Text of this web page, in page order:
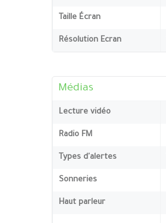
Taille Écran
Résolution Ecran
Médias
Lecture vidéo
Radio FM
Types d'alertes
Sonneries
Haut parleur